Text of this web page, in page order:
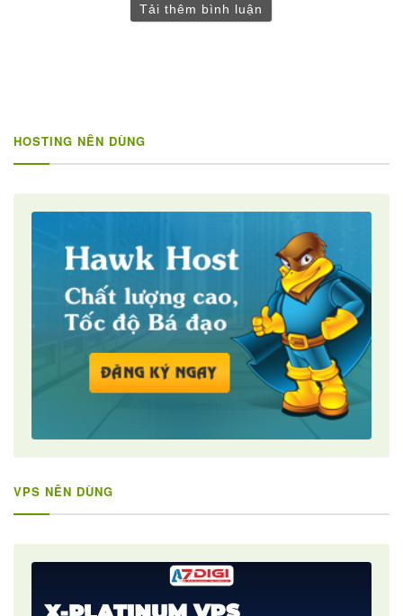
Tải thêm bình luận
HOSTING NÊN DÙNG
VPS NÊN DÙNG